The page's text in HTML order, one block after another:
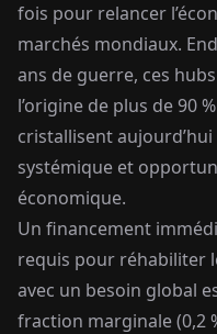
fois pour relancer
marchés mondiaux.
ans de guerre, ces
l’origine de plus de 90
cristallisent
systémique et
économique.
Un financement
requis pour réhabiliter
avec un besoin global
fraction marginale (0,2